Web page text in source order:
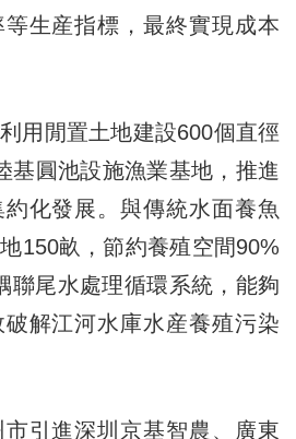
生産指標，最終實現成本
閒置土地建設600個直徑
基圓池設施漁業基地，推進
化發展。與傳統水面養魚
150畝，節約養殖空間90%
聯尾水處理循環系統，能夠
解江河水庫水産養殖污染
進深圳京基智農、廣東